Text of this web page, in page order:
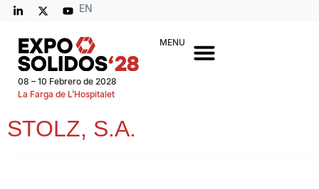
EN
08 – 10 Febrero de 2028
La Farga de L’Hospitalet
MENU
STOLZ, S.A.